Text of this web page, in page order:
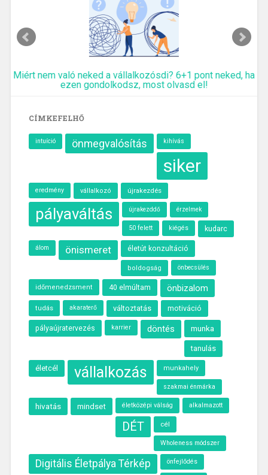
Miért nem való neked a vállalkozósdi? 6+1 pont neked, ha
ezen gondolkodsz, most olvasd el!
CÍMKEFELHŐ
intuíció önmegvalósítás kihívás
siker
eredmény vállalkozó újrakezdés
pályaváltás újrakezddő érzelmek
50 felett kiégés kudarc
álom önismeret életút konzultáció
boldogság önbecsülés
időmenedzsment 40 elmúltam önbizalom
tudás akaraterő változtatás motiváció
pályaújratervezés karrier döntés munka
tanulás
életcél vállalkozás munkahely
szakmai énmárka
hivatás mindset életközépi válság alkalmazott
DÉT cél
Wholeness módszer
Digitális Életpálya Térkép önfejlődés